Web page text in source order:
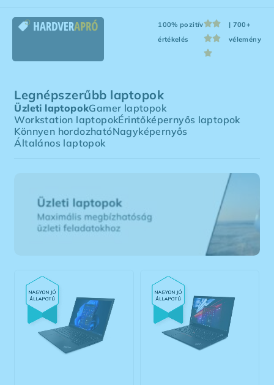
100% pozitív
értékelés
| 700+
vélemény
Legnépszerűbb laptopok
Üzleti laptopokGamer laptopok
Workstation laptopokÉrintőképernyős laptopok
Könnyen hordozhatóNagyképernyős
Általános laptopok